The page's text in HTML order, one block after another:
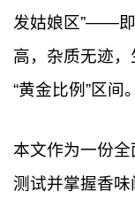
发姑娘区”——即
高，杂质无迹
“黄金比例”区间
本文作为一份全
测试并掌握香